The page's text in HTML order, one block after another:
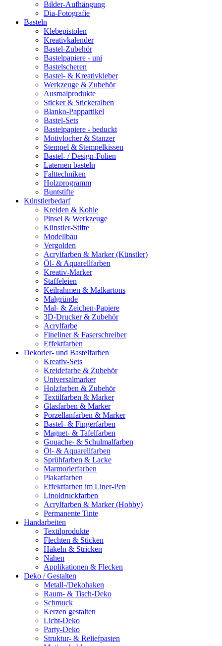
Bilder-Aufhängung
Dia-Fotografie
Basteln
Klebepistolen
Kreativkalender
Bastel-Zubehör
Bastelpapiere - uni
Bastelscheren
Bastel- & Kreativkleber
Werkzeuge & Zubehör
Ausmalprodukte
Sticker & Stickeralben
Blanko-Pappartikel
Bastel-Sets
Bastelpapiere - beduckt
Motivlocher & Stanzer
Stempel & Stempelkissen
Bastel- / Design-Folien
Laternen basteln
Falttechniken
Holzprogramm
Buntstifte
Künstlerbedarf
Kreiden & Kohle
Pinsel & Werkzeuge
Künstler-Stifte
Modellbau
Vergolden
Acrylfarben & Marker (Künstler)
Öl- & Aquarellfarben
Kreativ-Marker
Staffeleien
Keilrahmen & Malkartons
Malgründe
Mal- & Zeichen-Papiere
3D-Drucker & Zubehör
Acrylfarbe
Fineliner & Faserschreiber
Effektfarben
Dekorier- und Bastelfarben
Kreativ-Sets
Kreidefarbe & Zubehör
Universalmarker
Holzfarben & Zubehör
Textilfarben & Marker
Glasfarben & Marker
Porzellanfarben & Marker
Bastel- & Fingerfarben
Magnet- & Tafelfarben
Gouache- & Schulmalfarben
Öl- & Aquarellfarben
Sprühfarben & Lacke
Marmorierfarben
Plakatfarben
Effektfarben im Liner-Pen
Linoldruckfarben
Acrylfarben & Marker (Hobby)
Permanente Tinte
Handarbeiten
Textilprodukte
Flechten & Sticken
Häkeln & Stricken
Nähen
Applikationen & Flecken
Deko / Gestalten
Metall-/Dekohaken
Raum- & Tisch-Deko
Schmuck
Kerzen gestalten
Licht-Deko
Party-Deko
Struktur- & Reliefpasten